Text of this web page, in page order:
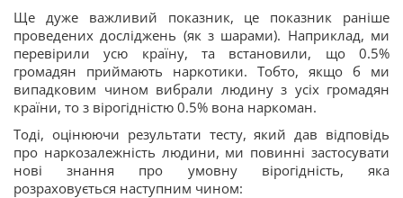
Ще дуже важливий показник, це показник раніше
проведених досліджень (як з шарами). Наприклад, ми
перевірили усю країну, та встановили, що 0.5%
громадян приймають наркотики. Тобто, якщо б ми
випадковим чином вибрали людину з усіх громадян
країни, то з вірогідністю 0.5% вона наркоман.
Тоді, оцінюючи результати тесту, який дав відповідь
про наркозалежність людини, ми повинні застосувати
нові знання про умовну вірогідність, яка
розраховується наступним чином: